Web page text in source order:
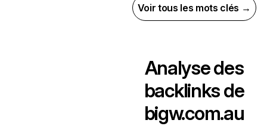
Voir tous les mots clés →
Analyse des
backlinks de
bigw.com.au